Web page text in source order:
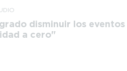
disminuir los eventos
a cero